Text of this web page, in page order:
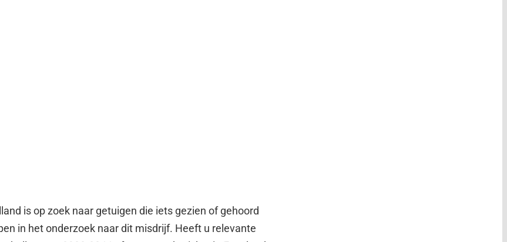
is op zoek naar getuigen die iets gezien of gehoord
in het onderzoek naar dit misdrijf. Heeft u relevante